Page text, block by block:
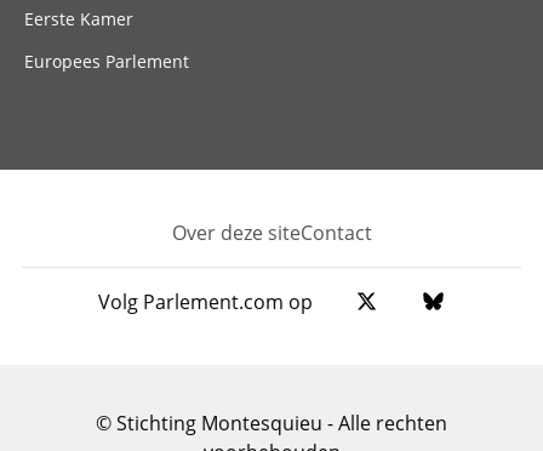
Eerste Kamer
Europees Parlement
Footer
Over deze siteContact
Volg Parlement.com op
© Stichting Montesquieu - Alle rechten